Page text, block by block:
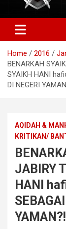
Home 2016
BENARKAH
SYAIKH HANI
DI NEGERI
AQIDAH &
KRITIKAN/
JABIRY
HANI